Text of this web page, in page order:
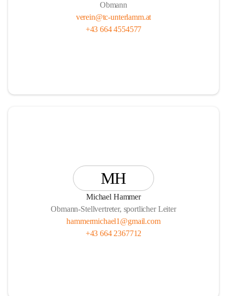
Obmann
verein@tc-unterlamm.at
+43 664 4554577
MH
Michael Hammer
Obmann-Stellvertreter, sportlicher Leiter
hammermichael1@gmail.com
+43 664 2367712